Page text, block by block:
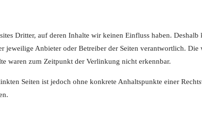
Dritter, auf deren Inhalte wir keinen Einfluss haben.
jeweilige Anbieter oder Betreiber der Seiten verantwortlich.
waren zum Zeitpunkt der Verlinkung nicht erkennbar.
Seiten ist jedoch ohne konkrete Anhaltspunkte einer